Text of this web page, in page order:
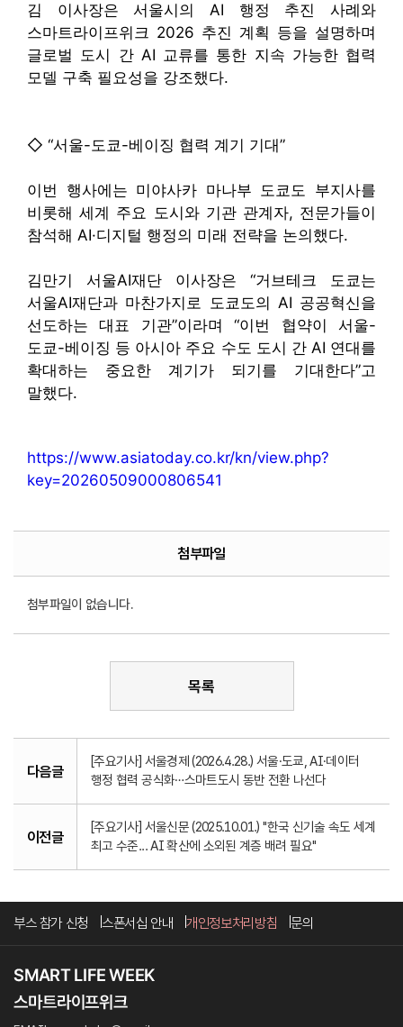
김 이사장은 서울시의 AI 행정 추진 사례와
스마트라이프위크 2026 추진 계획 등을 설명하며
글로벌 도시 간 AI 교류를 통한 지속 가능한 협력
모델 구축 필요성을 강조했다.
◇ “서울-도쿄-베이징 협력 계기 기대”
이번 행사에는 미야사카 마나부 도쿄도 부지사를
비롯해 세계 주요 도시와 기관 관계자, 전문가들이
참석해 AI·디지털 행정의 미래 전략을 논의했다.
김만기 서울AI재단 이사장은 “거브테크 도쿄는
서울AI재단과 마찬가지로 도쿄도의 AI 공공혁신을
선도하는 대표 기관”이라며 “이번 협약이 서울-
도쿄-베이징 등 아시아 주요 수도 도시 간 AI 연대를
확대하는 중요한 계기가 되기를 기대한다”고
말했다.
https://www.asiatoday.co.kr/kn/view.php?
key=20260509000806541
첨부파일
첨부파일이 없습니다.
목록
다음글
[주요기사] 서울경제 (2026.4.28.) 서울·도쿄, AI·데이터
행정 협력 공식화…스마트도시 동반 전환 나선다
이전글
[주요기사] 서울신문 (2025.10.01.) "한국 신기술 속도 세계
최고 수준... AI 확산에 소외된 계층 배려 필요"
부스 참가 신청 스폰서십 안내 개인정보처리방침 문의